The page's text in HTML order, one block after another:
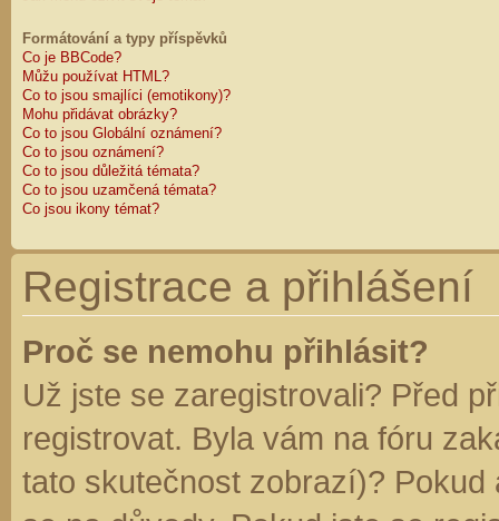
Formátování a typy příspěvků
Co je BBCode?
Můžu používat HTML?
Co to jsou smajlíci (emotikony)?
Mohu přidávat obrázky?
Co to jsou Globální oznámení?
Co to jsou oznámení?
Co to jsou důležitá témata?
Co to jsou uzamčená témata?
Co jsou ikony témat?
Registrace a přihlášení
Proč se nemohu přihlásit?
Už jste se zaregistrovali? Před
registrovat. Byla vám na fóru
tato skutečnost zobrazí)?